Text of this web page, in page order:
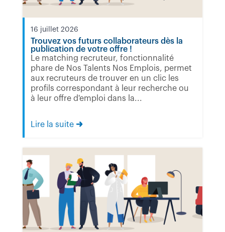
Trouvez vos futurs collaborateurs dès la
publication de votre offre !
16 juillet 2026
Le matching recruteur, fonctionnalité
phare de Nos Talents Nos Emplois, permet
aux recruteurs de trouver en un clic les
profils correspondant à leur recherche ou
à leur offre d'emploi dans la...
Lire la suite